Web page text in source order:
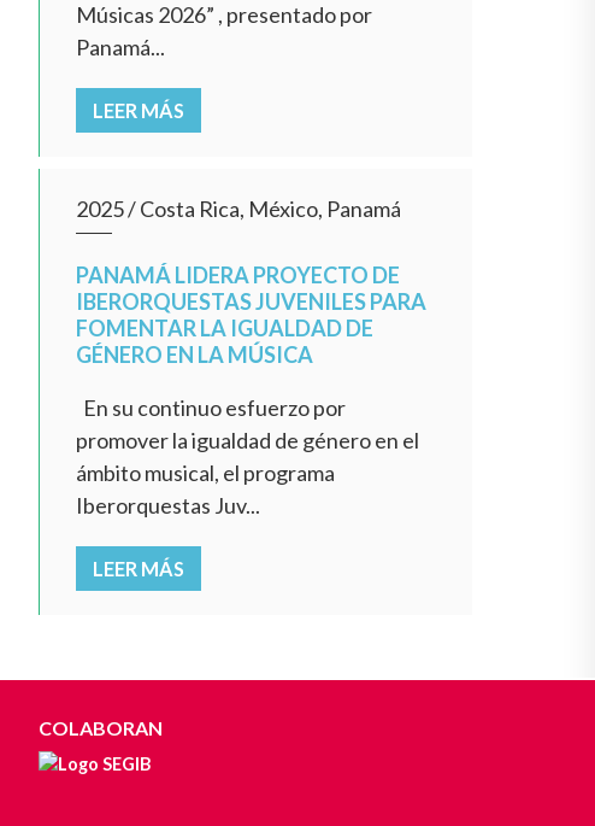
Músicas 2026” , presentado por
Panamá...
LEER MÁS
2025/Costa Rica, México, Panamá
PANAMÁ LIDERA PROYECTO DE
IBERORQUESTAS JUVENILES PARA
FOMENTAR LA IGUALDAD DE
GÉNERO EN LA MÚSICA
En su continuo esfuerzo por
promover la igualdad de género en el
ámbito musical, el programa
Iberorquestas Juv...
LEER MÁS
COLABORAN